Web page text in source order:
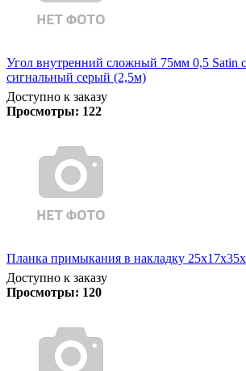
Угол внутренний сложный 75мм 0,5 Satin
сигнальный серый (2,5м)
Доступно к заказу
Просмотры: 122
Планка примыкания в накладку
Доступно к заказу
Просмотры: 120